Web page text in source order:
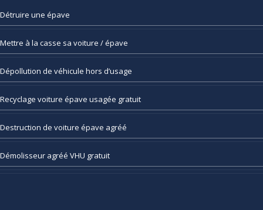
Détruire une épave
Mettre à la casse sa voiture / épave
Dépollution de véhicule hors d’usage
Recyclage voiture épave usagée gratuit
Destruction de voiture épave agréé
Démolisseur agréé VHU gratuit